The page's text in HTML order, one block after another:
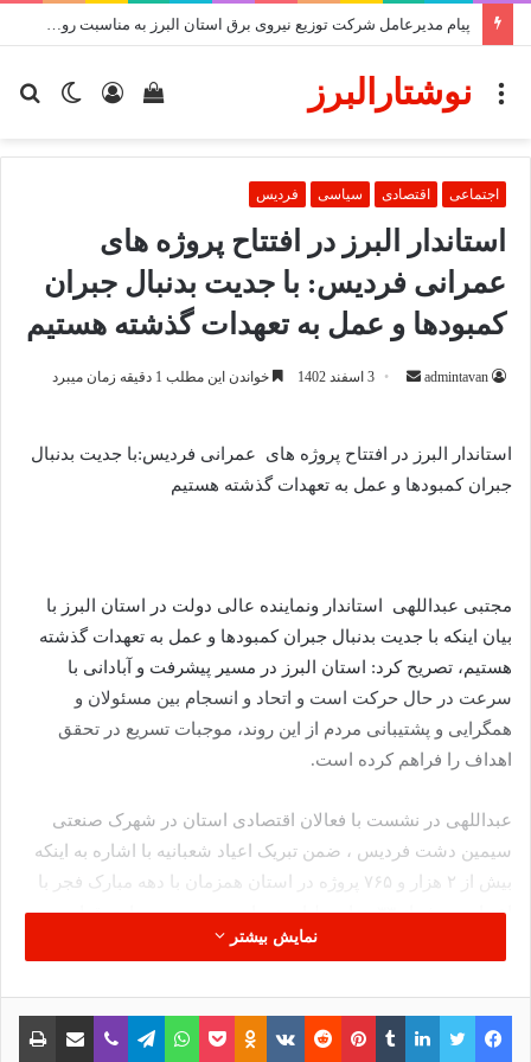
پیام مدیرعامل شرکت توزیع نیروی برق استان البرز به مناسبت روز خبرنگار
تغییر
ورود
دیدن
خرید
نوشتارالبرزمنو
اجتماعی اقتصادی سیاسی فردیس
استاندار البرز در افتتاح پروژه های
عمرانی فردیس: با جدیت بدنبال جبران
کمبودها و عمل به تعهدات گذشته هستیم
admintavan
ارسال3 اسفند 1402 خواندن این مطلب 1 دقیقه زمان میبرد
استاندار البرز در افتتاح پروژه های عمرانی فردیس:با جدیت بدنبال
جبران کمبودها و عمل به تعهدات گذشته هستیم
مجتبی عبداللهی استاندار ونماینده عالی دولت در استان البرز با
بیان اینکه با جدیت بدنبال جبران کمبودها و عمل به تعهدات گذشته
هستیم، تصریح کرد: استان البرز در مسیر پیشرفت و آبادانی با
سرعت در حال حرکت است و اتحاد و انسجام بین مسئولان و
همگرایی و پشتیبانی مردم از این روند، موجبات تسریع در تحقق
اهداف را فراهم کرده است.
عبداللهی در نشست با فعالان اقتصادی استان در شهرک صنعتی
سیمین دشت فردیس ، ضمن تبریک اعیاد شعبانیه با اشاره به اینکه
بیش از ۲ هزار و ۷۶۵ پروژه در استان همزمان با دهه مبارک فجر با
اعتباری بیش از ۳۳ هزار میلیارد تومان مورد بهره برداری قرار
گرفت، افزود: در این راستا چندین پروژه نیز در شهرستان فردیس
نوشته های مشابه
نمایش بیشتر
فیس بوک توییترلینکدین‫تامبلر‫پین‌ترست
‫رددیت‫VKontakte
‫Odnoklassniki
پاکتواتس آپ تلگراموایبر اشتراک گذاری از طریق ایمیل